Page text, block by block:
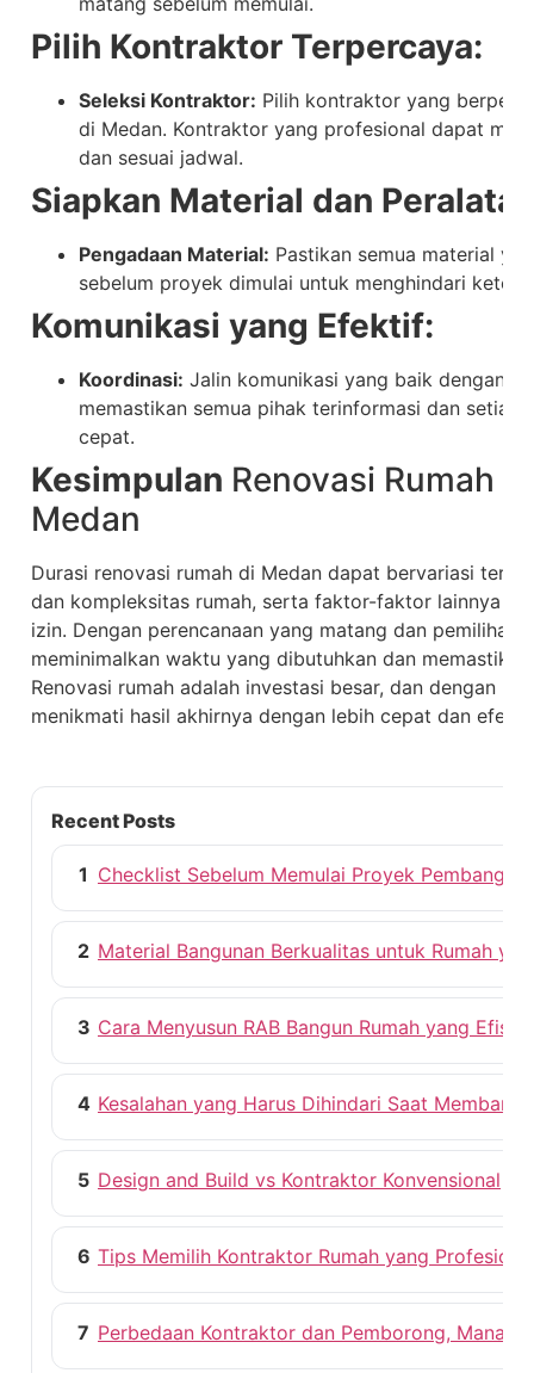
Pilih Kontraktor Terpercaya:
Seleksi Kontraktor: Pilih kontraktor yang
di Medan. Kontraktor yang profesional dapat
dan sesuai jadwal.
Siapkan Material dan
Pengadaan Material: Pastikan semua material
sebelum proyek dimulai untuk menghindari
Komunikasi yang Efektif:
Koordinasi: Jalin komunikasi yang baik dengan
memastikan semua pihak terinformasi dan setiap
cepat.
Kesimpulan Renovasi Rumah
Medan
Durasi renovasi rumah di Medan dapat bervariasi
dan kompleksitas rumah, serta faktor-faktor lainnya
izin. Dengan perencanaan yang matang dan
meminimalkan waktu yang dibutuhkan dan
Renovasi rumah adalah investasi besar, dan dengan
menikmati hasil akhirnya dengan lebih cepat dan
Recent Posts
1 Checklist Sebelum Memulai Proyek
2 Material Bangunan Berkualitas untuk Rumah
3 Cara Menyusun RAB Bangun Rumah yang Efisien
4 Kesalahan yang Harus Dihindari Saat
5 Design and Build vs Kontraktor Konvensional
6 Tips Memilih Kontraktor Rumah yang
7 Perbedaan Kontraktor dan Pemborong, Mana